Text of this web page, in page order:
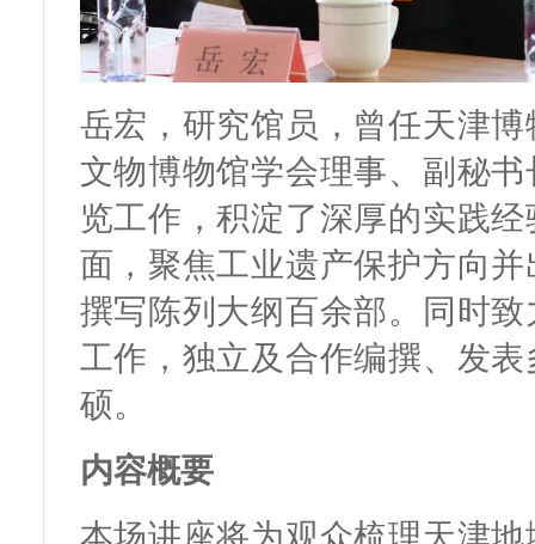
岳宏，研究馆员，曾任天津
文物博物馆学会理事、副秘
览工作，积淀了深厚的实践
面，聚焦工业遗产保护方向
撰写陈列大纲百余部。同时
工作，独立及合作编撰、发
硕。
内容概要
本场讲座将为观众梳理天津